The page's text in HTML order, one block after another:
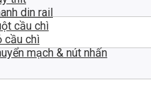
din rail
cầu chì
cầu chì
mạch & nút nhấn